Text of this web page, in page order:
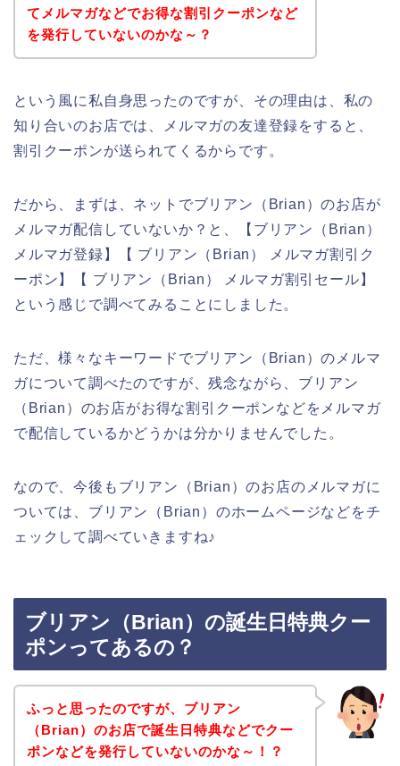
てメルマガなどでお得な割引クーポンなど
を発行していないのかな～？
という風に私自身思ったのですが、その理由は、私の
知り合いのお店では、メルマガの友達登録をすると、
割引クーポンが送られてくるからです。
だから、まずは、ネットでブリアン（Brian）のお店が
メルマガ配信していないか？と、【ブリアン（Brian）
メルマガ登録】【 ブリアン（Brian） メルマガ割引ク
ーポン】【 ブリアン（Brian） メルマガ割引セール】
という感じで調べてみることにしました。
ただ、様々なキーワードでブリアン（Brian）のメルマ
ガについて調べたのですが、残念ながら、ブリアン
（Brian）のお店がお得な割引クーポンなどをメルマガ
で配信しているかどうかは分かりませんでした。
なので、今後もブリアン（Brian）のお店のメルマガに
ついては、ブリアン（Brian）のホームページなどをチ
ェックして調べていきますね♪
ブリアン（Brian）の誕生日特典クー
ポンってあるの？
ふっと思ったのですが、ブリアン
（Brian）のお店で誕生日特典などでクー
ポンなどを発行していないのかな～！？